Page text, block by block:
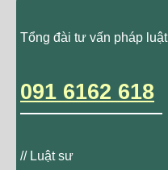
Tổng đài tư vấn pháp luật
091 6162 618
// Luật sư